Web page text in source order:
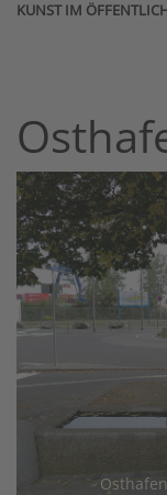
KUNST IM